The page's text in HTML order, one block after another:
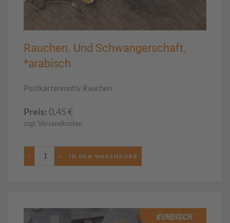
Rauchen. Und Schwangerschaft.
*arabisch
Postkartenmotiv Rauchen
Preis: 0,45€
zzgl. Versandkosten
− +